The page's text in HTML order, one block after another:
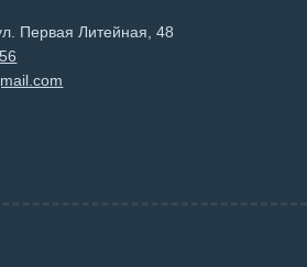
Первая Литейная, 48